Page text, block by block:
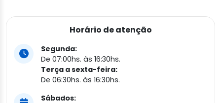
Horário de atenção
Segunda:
De 07:00hs. às 16:30hs.
Terça a sexta-feira:
De 06:30hs. às 16:30hs.
Sábados: